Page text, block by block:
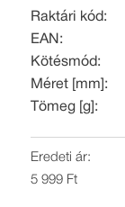
Raktári kód:
EAN:
Kötésmód:
Méret [mm]:
Tömeg [g]:
Eredeti ár:
5 999 Ft